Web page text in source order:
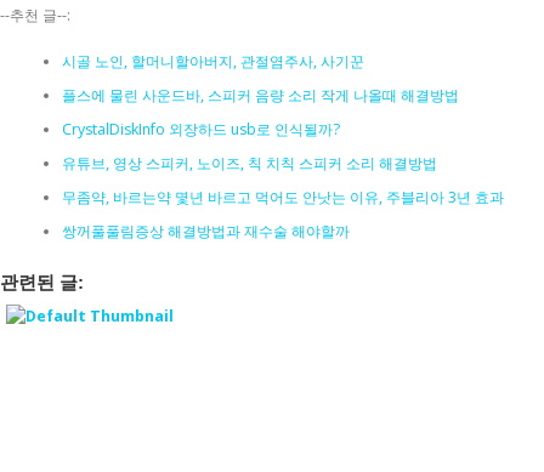
--추천 글--:
시골 노인, 할머니할아버지, 관절염주사, 사기꾼
플스에 물린 사운드바, 스피커 음량 소리 작게 나올때 해결방법
CrystalDiskInfo 외장하드 usb로 인식될까?
유튜브, 영상 스피커, 노이즈, 칙 치칙 스피커 소리 해결방법
무좀약, 바르는약 몇년 바르고 먹어도 안낫는 이유, 주블리아 3년 효과
쌍꺼풀풀림증상 해결방법과 재수술 해야할까
관련된 글: